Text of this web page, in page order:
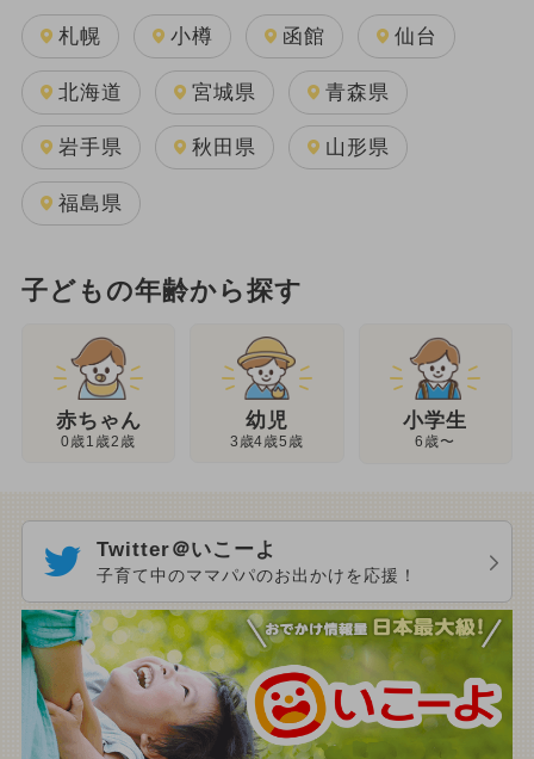
札幌 小樽 函館 仙台
北海道 宮城県 青森県
岩手県 秋田県 山形県
福島県
子どもの年齢から探す
赤ちゃん
0歳1歳2歳
幼児
3歳4歳5歳
小学生
6歳〜
Twitter＠いこーよ
子育て中のママパパのお出かけを応援！